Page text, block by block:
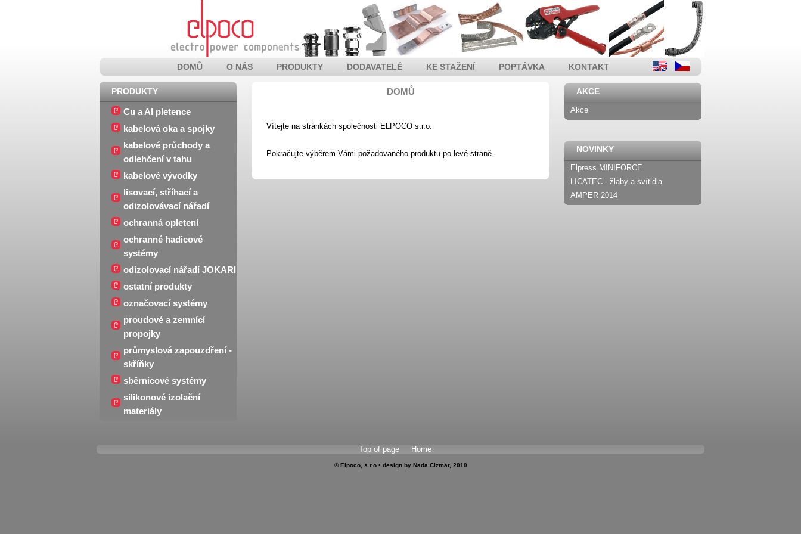
DOMŮ O NÁS PRODUKTY DODAVATELÉ KE STAŽENÍ POPTÁVKA KONTAKT
PRODUKTY
Cu a Al pletence
kabelová oka a spojky
kabelové průchody a
odlehčení v tahu
kabelové vývodky
lisovací, stříhací a
odizolovávací nářadí
ochranná opletení
ochranné hadicové
systémy
odizolovací nářadí JOKARI
ostatní produkty
označovací systémy
proudové a zemnící
propojky
průmyslová zapouzdření -
skříňky
sběrnicové systémy
silikonové izolační
materiály
DOMŮ
Vítejte na stránkách společnosti ELPOCO s.r.o.
Pokračujte výběrem Vámi požadovaného produktu po levé straně.
AKCE
Akce
NOVINKY
Elpress MINIFORCE
LICATEC - žlaby a svítidla
AMPER 2014
Top of page Home
© Elpoco, s.r.o • design by Nada Cizmar, 2010